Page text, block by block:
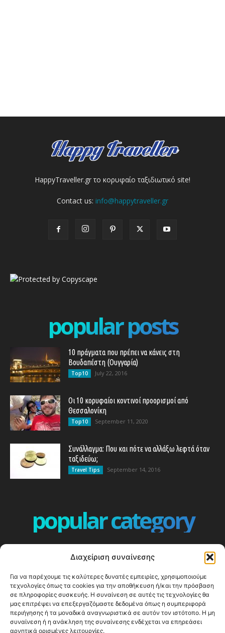
Διαχείριση συναίνεσης
Για να παρέχουμε τις καλύτερες δυνατές εμπειρίες, χρησιμοποιούμε
τεχνολογίες όπως τα cookies για την αποθήκευση ή/και την πρόσβαση
σε πληροφορίες συσκευής. Η συναίνεση σε αυτές τις τεχνολογίες θα
μας επιτρέψει να επεξεργαζόμαστε δεδομένα όπως η συμπεριφορά
περιήγησης ή τα μοναδικά αναγνωριστικά σε αυτόν τον ιστότοπο. Η μη
συναίνεση ή η ανάκληση της συναίνεσης ενδέχεται να επηρεάσει
αρνητικά ορισμένες λειτουργίες.
HappyTraveller.gr το κορυφαίο ταξιδιωτικό site!
Contact us: info@happytraveller.gr
popular posts
10 πράγματα που πρέπει να κάνεις στη
Βουδαπέστη (Ουγγαρία)
Top10 July 22, 2016
Οι 10 κορυφαίοι κοντινοί προορισμοί από
Θεσσαλονίκη
Top10 September 11, 2020
Συνάλλαγμα: Που και πότε να αλλάξω λεφτά όταν
ταξιδεύω;
Travel Tips September 14, 2016
popular category
360
ΕΥΡΩΠΗ
332
ΚΟΣΜΟΣ - WORLD
328
Top10
304
Cool spots